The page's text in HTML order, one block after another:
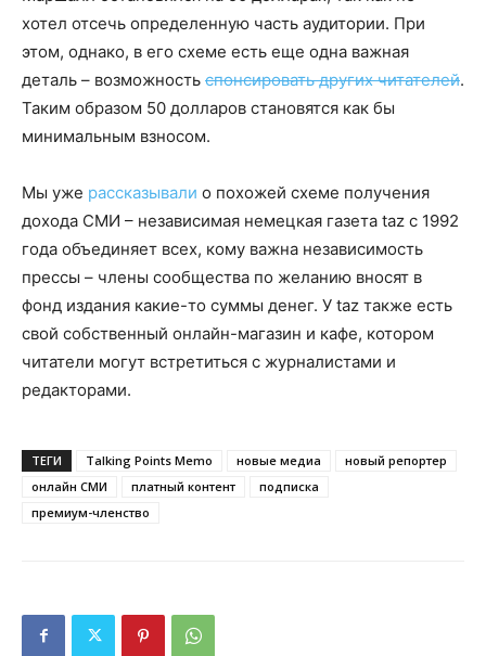
хотел отсечь определенную часть аудитории. При
этом, однако, в его схеме есть еще одна важная
деталь – возможность спонсировать других читателей.
Таким образом 50 долларов становятся как бы
минимальным взносом.
Мы уже рассказывали о похожей схеме получения
дохода СМИ – независимая немецкая газета taz с 1992
года объединяет всех, кому важна независимость
прессы – члены сообщества по желанию вносят в
фонд издания какие-то суммы денег. У taz также есть
свой собственный онлайн-магазин и кафе, котором
читатели могут встретиться с журналистами и
редакторами.
ТЕГИ Talking Points Memo новые медиа
новый репортер
онлайн СМИ
платный контент
подписка
премиум-членство